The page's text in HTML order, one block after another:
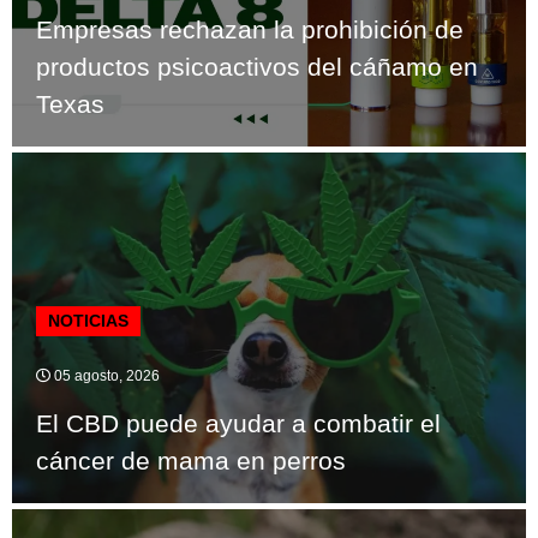
Empresas rechazan la prohibición de
productos psicoactivos del cáñamo en
Texas
NOTICIAS
05 agosto, 2026
El CBD puede ayudar a combatir el
cáncer de mama en perros